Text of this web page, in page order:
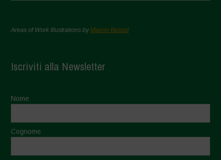
Areas of Work Illustrations byMarion Bessol
Iscriviti alla Newsletter
Nome
Cognome